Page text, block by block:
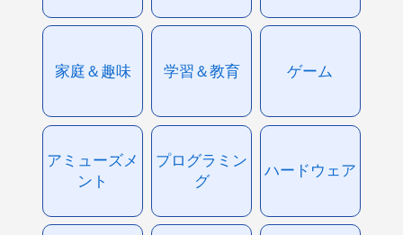
家庭＆趣味 学習＆教育 ゲーム
アミューズメ
ント
プログラミン
グ
ハードウェア